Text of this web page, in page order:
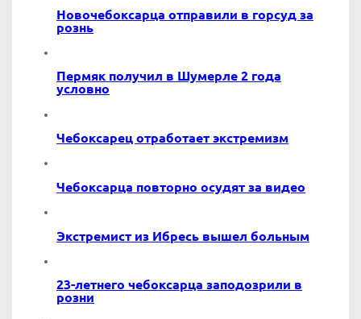
Новочебоксарца отправили в горсуд за
рознь
Пермяк получил в Шумерле 2 года
условно
Чебоксарец отработает экстремизм
Чебоксарца повторно осудят за видео
Экстремист из Ибресь вышел больным
23-летнего чебоксарца заподозрили в
розни